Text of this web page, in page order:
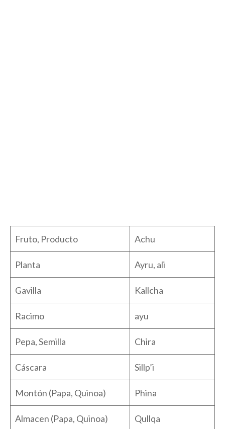
Fruto, Producto Achu
Planta Ayru, ali
Gavilla Kallcha
Racimo ayu
Pepa, Semilla Chira
Cáscara Sillp’i
Montón (Papa, Quinoa) Phina
Almacen (Papa, Quinoa) Qullqa